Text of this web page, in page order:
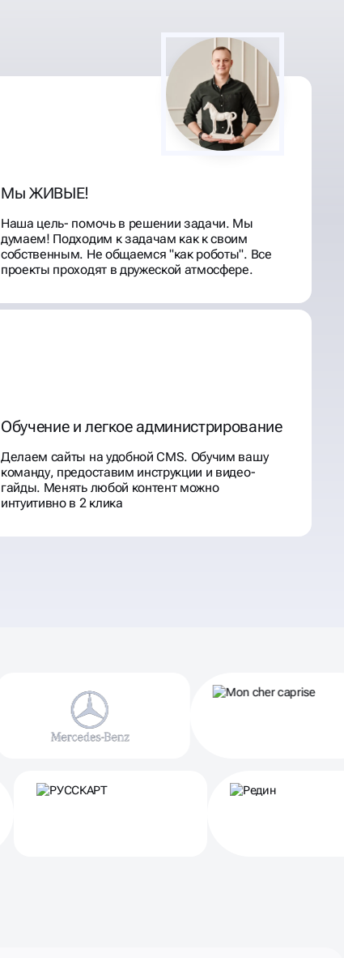
Мы ЖИВЫЕ!
Наша цель- помочь в решении задачи. Мы
думаем! Подходим к задачам как к своим
собственным. Не общаемся "как роботы". Все
проекты проходят в дружеской атмосфере.
Обучение и легкое администрирование
Делаем сайты на удобной CMS. Обучим вашу
команду, предоставим инструкции и видео-
гайды. Менять любой контент можно
интуитивно в 2 клика